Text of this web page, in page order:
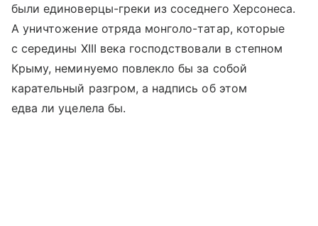
были единоверцы-греки из соседнего Херсонеса.
А уничтожение отряда монголо-татар, которые
с середины XIII века господствовали в степном
Крыму, неминуемо повлекло бы за собой
карательный разгром, а надпись об этом
едва ли уцелела бы.